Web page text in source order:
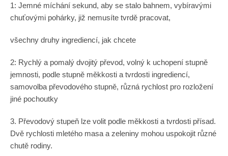
1: Jemné míchání sekund, aby se stalo bahnem, vybíravými
chuťovými pohárky, již nemusíte tvrdě pracovat,
všechny druhy ingrediencí, jak chcete
2: Rychlý a pomalý dvojitý převod, volný k uchopení stupně
jemnosti, podle stupně měkkosti a tvrdosti ingrediencí,
samovolba převodového stupně, různá rychlost pro rozložení
jiné pochoutky
3. Převodový stupeň lze volit podle měkkosti a tvrdosti přísad.
Dvě rychlosti mletého masa a zeleniny mohou uspokojit různé
chutě rodiny.